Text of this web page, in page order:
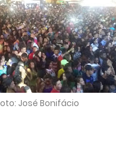
José Bonifácio